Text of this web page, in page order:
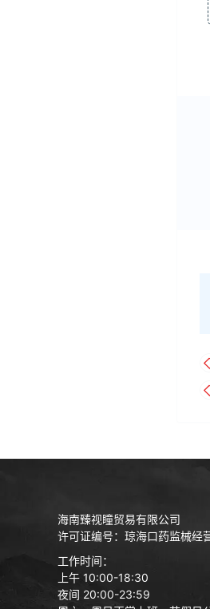
海南臻视瞳贸易有限公司
许可证编号：琼海口药监械经
工作时间：
上午 10:00-18:30
夜间 20:00-23:59